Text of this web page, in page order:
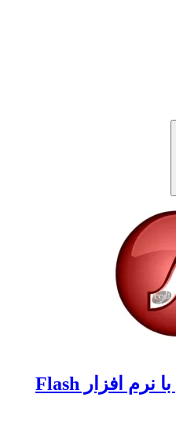
نمایش فایل های فلش با نرم افزار Flash